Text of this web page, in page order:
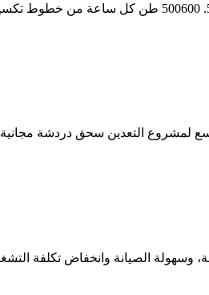
الحجر كسارة الفحم التعدين. تدفق الرسم البياني من منجم الفحم الشركة
لمشروع التعدين سحق دردشة